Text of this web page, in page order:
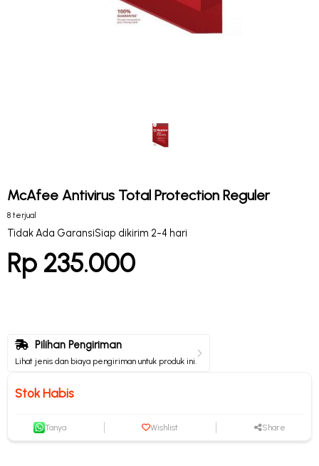
McAfee Antivirus Total Protection Reguler
8 terjual
Tidak Ada GaransiSiap dikirim 2-4 hari
Rp 235.000
Pilihan Pengiriman
Lihat jenis dan biaya pengiriman untuk produk ini.
Stok Habis
Tanya Wishlist Share